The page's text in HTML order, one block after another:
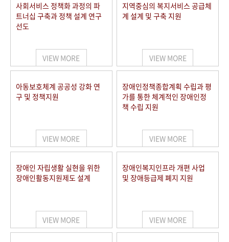
사회서비스 정책화 과정의 파
트너십 구축과 정책 설계 연구
선도
VIEW MORE
지역중심의 복지서비스 공급체
계 설계 및 구축 지원
VIEW MORE
아동보호체계 공공성 강화 연
구 및 정책지원
VIEW MORE
장애인정책종합계획 수립과 평
가를 통한 체계적인 장애인정
책 수립 지원
VIEW MORE
장애인 자립생활 실현을 위한
장애인활동지원제도 설계
VIEW MORE
장애인복지인프라 개편 사업
및 장애등급제 폐지 지원
VIEW MORE